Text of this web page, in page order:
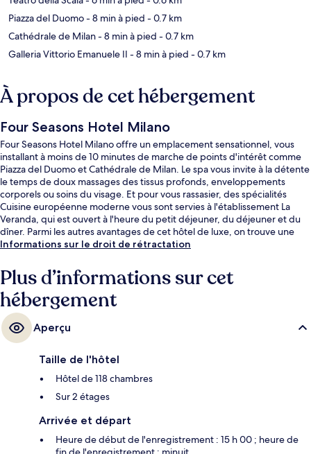
Piazza del Duomo- 8 min à pied - 0.7 km
Cathédrale de Milan- 8 min à pied - 0.7 km
Galleria Vittorio Emanuele II - 8 min à pied - 0.7 km
À propos de cet hébergement
Four Seasons Hotel Milano
Four Seasons Hotel Milano offre un emplacement sensationnel, vous
installant à moins de 10 minutes de marche de points d'intérêt comme
Piazza del Duomo et Cathédrale de Milan. Le spa vous invite à la détente
le temps de doux massages des tissus profonds, enveloppements
corporels ou soins du visage. Et pour vous rassasier, des spécialités
Cuisine européenne moderne vous sont servies à l'établissement La
Veranda, qui est ouvert à l'heure du petit déjeuner, du déjeuner et du
dîner. Parmi les autres avantages de cet hôtel de luxe, on trouve une
piscine couverte, un bar / salon et une salle de fitness ouverte 24 h/24,
une courte distance à pied : Station de métro Montenapoleone est à 3
min et Arrêt de tram Montenapoleone M3, à 3 min.
Informations sur le droit de rétractation
Plus d’informations sur cet
hébergement
Aperçu
Taille de l'hôtel
Hôtel de 118 chambres
Sur 2 étages
Arrivée et départ
Heure de début de l'enregistrement : 15 h 00 ; heure de